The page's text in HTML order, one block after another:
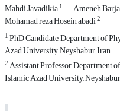
Mahdi Javadikia1 Ameneh
Mohamad reza Hosein abadi2
1PhD Candidate, Department of
Azad University, Neyshabur, Iran
2Assistant Professor, Department
Islamic Azad University,